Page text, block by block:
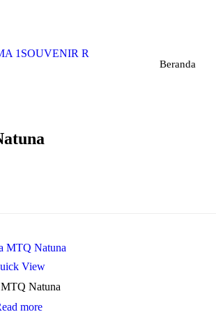
Beranda
View
Natuna
more